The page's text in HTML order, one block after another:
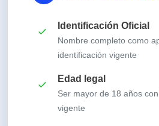
Identificación Oficial
Nombre completo como
identificación vigente
Edad legal
Ser mayor de 18 años
vigente